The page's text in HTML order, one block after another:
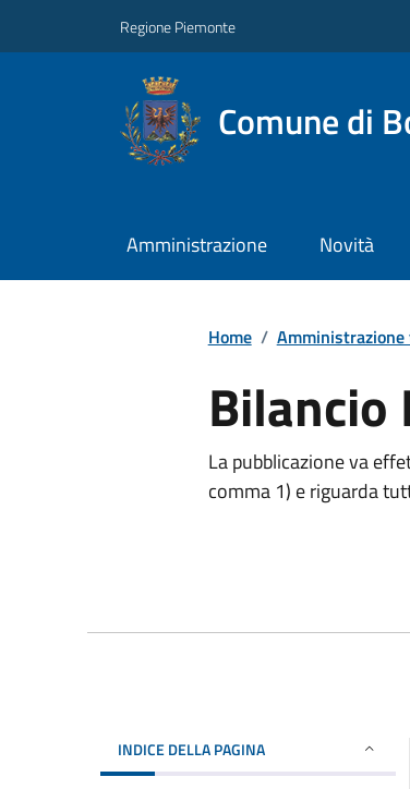
Regione Piemonte
Comune di
Amministrazione Novità
Home /
Bilancio
La pubblicazione va
comma 1) e riguarda
INDICE DELLA PAGINA